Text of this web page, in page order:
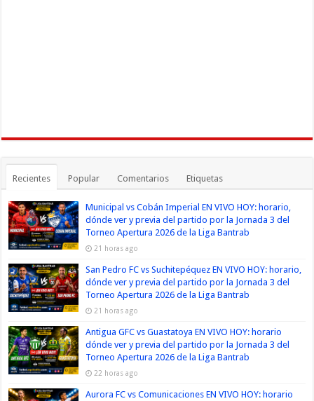
Recientes Popular Comentarios Etiquetas
Municipal vs Cobán Imperial EN VIVO HOY: horario,
dónde ver y previa del partido por la Jornada 3 del
Torneo Apertura 2026 de la Liga Bantrab
21 horas ago
San Pedro FC vs Suchitepéquez EN VIVO HOY: horario,
dónde ver y previa del partido por la Jornada 3 del
Torneo Apertura 2026 de la Liga Bantrab
21 horas ago
Antigua GFC vs Guastatoya EN VIVO HOY: horario
dónde ver y previa del partido por la Jornada 3 del
Torneo Apertura 2026 de la Liga Bantrab
22 horas ago
Aurora FC vs Comunicaciones EN VIVO HOY: horario